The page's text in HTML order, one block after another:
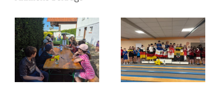
Nationencup Stralsund
2025
Sportlerehrung 2025